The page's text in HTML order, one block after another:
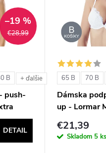
€28,99
–19 %
B + ďalšie
push-
DETAIL
65 B 70 B
Dámska
up - Lormar
€21,39
Skladom 5 ks